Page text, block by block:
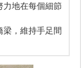
力地在每個細節
梁，維持手足間